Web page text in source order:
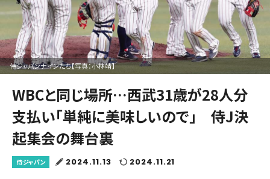
侍ジャパンナインたち【写真：小林靖】
WBCと同じ場所…西武31歳が28人分
支払い「単純に美味しいので」 侍J決
起集会の舞台裏
侍ジャパン 2024.11.13 2024.11.21